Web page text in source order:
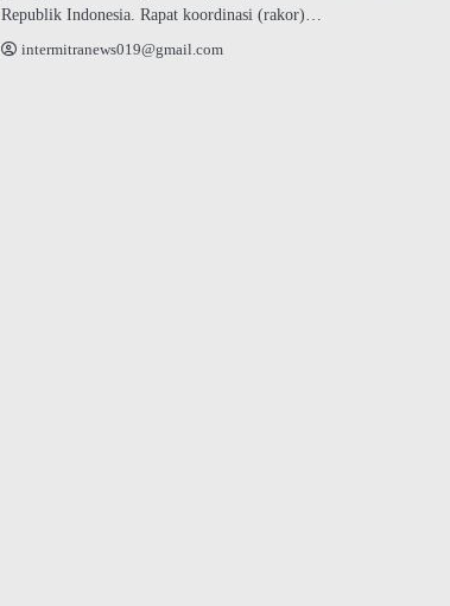
Republik Indonesia. Rapat koordinasi (rakor)…
intermitranews019@gmail.com